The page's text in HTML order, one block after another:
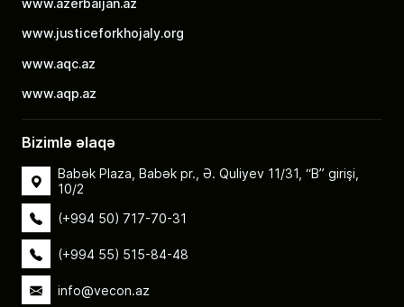
www.justiceforkhojaly.org
www.aqc.az
www.aqp.az
Bizimlə əlaqə
Babək Plaza, Babək pr., Ə. Quliyev 11/31, “B” girişi,
10/2
(+994 50) 717-70-31
(+994 55) 515-84-48
info@vecon.az